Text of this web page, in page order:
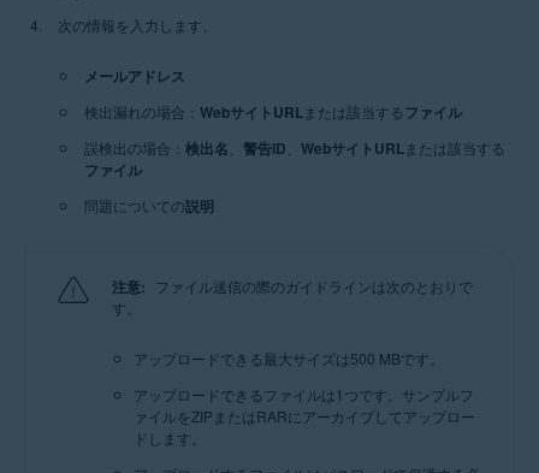
次の情報を入力します。
メールアドレス
検出漏れの場合： WebサイトURLまたは該当するファイル
誤検出の場合： 検出名 警告ID WebサイトURLまたは該当する
ファイル
問題についての説明
注意: ファイル送信の際のガイドラインは次のとおりで
す。
アップロードできる最大サイズは500 MBです。
アップロードできるファイルは1つです。サンプルフ
ァイルをZIPまたはRARにアーカイブしてアップロー
ドします。